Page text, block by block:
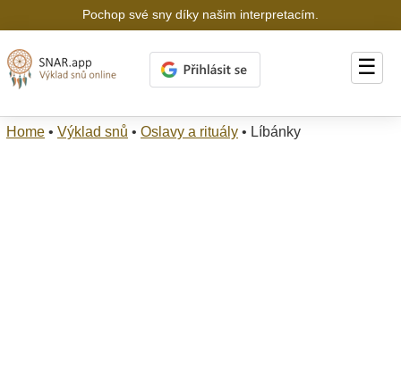
Pochop své sny díky našim interpretacím.
☰
Home • Výklad snů • Oslavy a rituály • Líbánky